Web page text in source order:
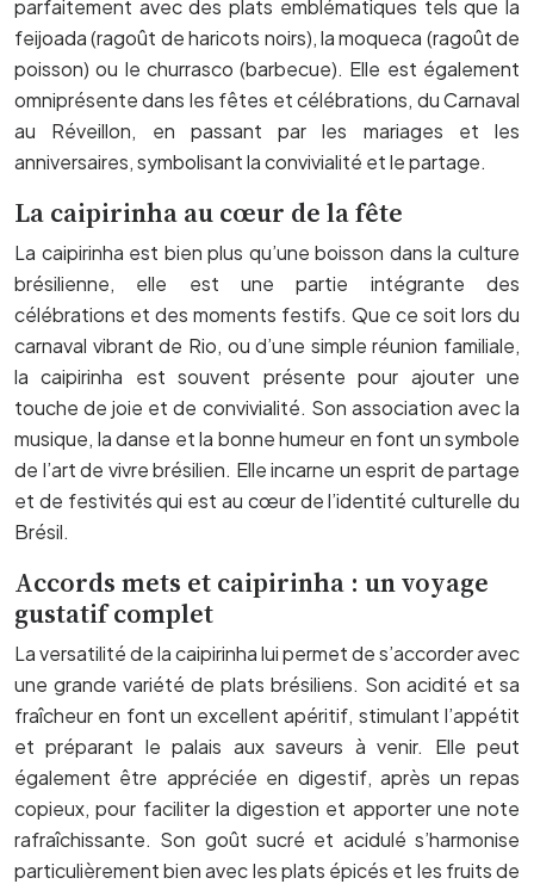
parfaitement avec des plats emblématiques tels que la
feijoada (ragoût de haricots noirs), la moqueca (ragoût de
poisson) ou le churrasco (barbecue). Elle est également
omniprésente dans les fêtes et célébrations, du Carnaval
au Réveillon, en passant par les mariages et les
anniversaires, symbolisant la convivialité et le partage.
La caipirinha au cœur de la fête
La caipirinha est bien plus qu’une boisson dans la culture
brésilienne, elle est une partie intégrante des
célébrations et des moments festifs. Que ce soit lors du
carnaval vibrant de Rio, ou d’une simple réunion familiale,
la caipirinha est souvent présente pour ajouter une
touche de joie et de convivialité. Son association avec la
musique, la danse et la bonne humeur en font un symbole
de l’art de vivre brésilien. Elle incarne un esprit de partage
et de festivités qui est au cœur de l’identité culturelle du
Brésil.
Accords mets et caipirinha : un voyage
gustatif complet
La versatilité de la caipirinha lui permet de s’accorder avec
une grande variété de plats brésiliens. Son acidité et sa
fraîcheur en font un excellent apéritif, stimulant l’appétit
et préparant le palais aux saveurs à venir. Elle peut
également être appréciée en digestif, après un repas
copieux, pour faciliter la digestion et apporter une note
rafraîchissante. Son goût sucré et acidulé s’harmonise
particulièrement bien avec les plats épicés et les fruits de